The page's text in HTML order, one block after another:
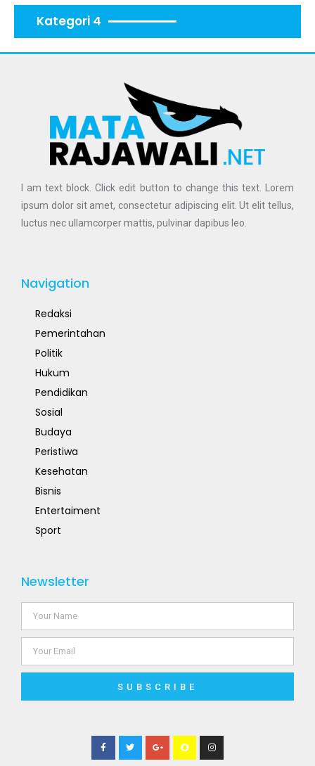
Kategori 4
I am text block. Click edit button to change this text. Lorem
ipsum dolor sit amet, consectetur adipiscing elit. Ut elit tellus,
luctus nec ullamcorper mattis, pulvinar dapibus leo.
Navigation
Redaksi
Pemerintahan
Politik
Hukum
Pendidikan
Sosial
Budaya
Peristiwa
Kesehatan
Bisnis
Entertaiment
Sport
Newsletter
SUBSCRIBE